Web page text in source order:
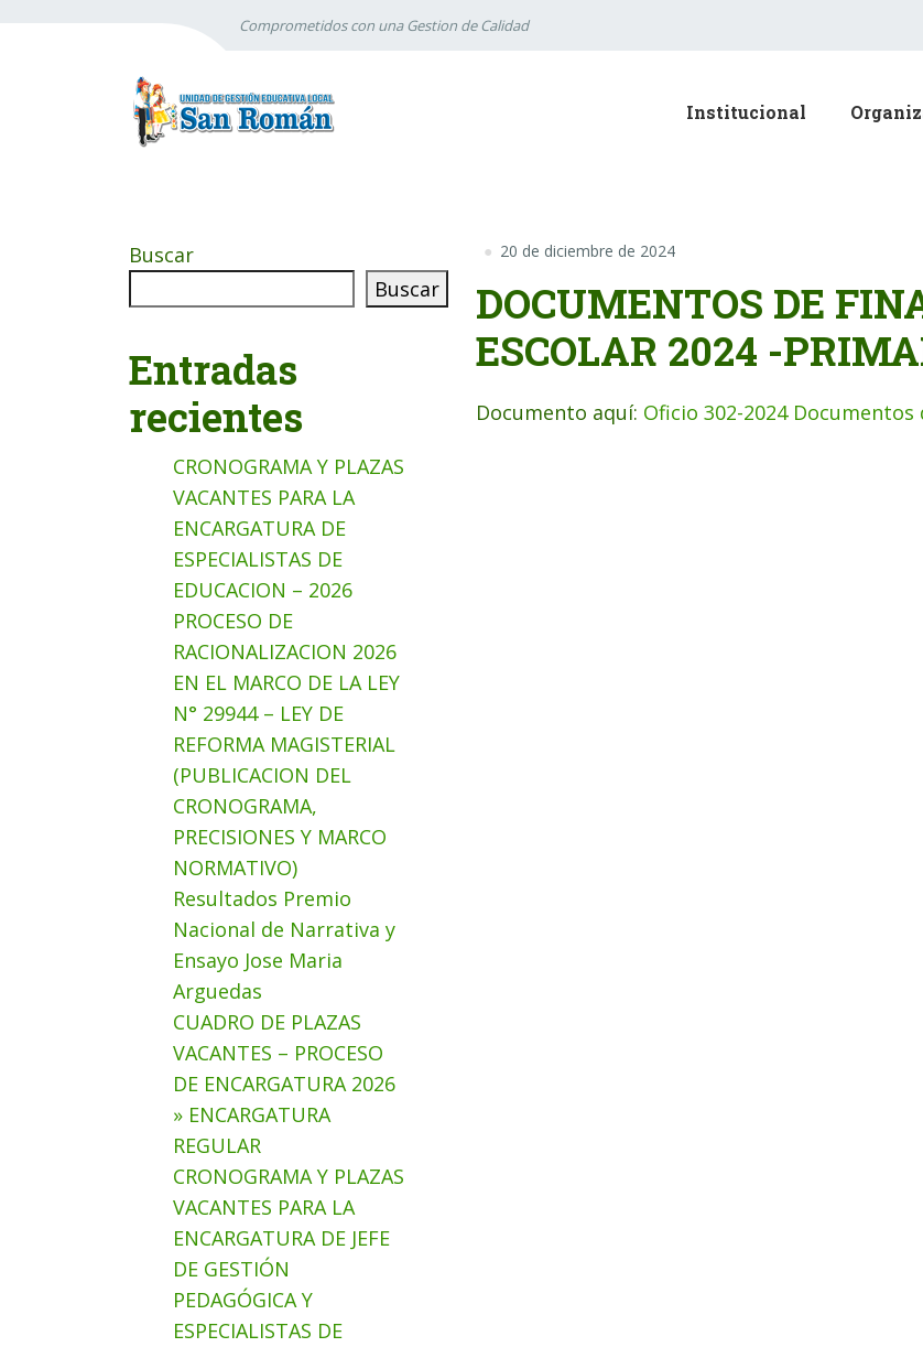
Comprometidos con una Gestion de Calidad
Institucional
20 de diciembre de 2024
DOCUMENTOS DE
ESCOLAR 2024 -
Documento aquí: Oficio 302-2024
Buscar
Buscar
Entradas
recientes
CRONOGRAMA Y PLAZAS
VACANTES PARA LA
ENCARGATURA DE
ESPECIALISTAS DE
EDUCACION – 2026
PROCESO DE
RACIONALIZACION 2026
EN EL MARCO DE LA LEY
N° 29944 – LEY DE
REFORMA MAGISTERIAL
(PUBLICACION DEL
CRONOGRAMA,
PRECISIONES Y MARCO
NORMATIVO)
Resultados Premio
Nacional de Narrativa y
Ensayo Jose Maria
Arguedas
CUADRO DE PLAZAS
VACANTES – PROCESO
DE ENCARGATURA 2026
» ENCARGATURA
REGULAR
CRONOGRAMA Y PLAZAS
VACANTES PARA LA
ENCARGATURA DE JEFE
DE GESTIÓN
PEDAGÓGICA Y
ESPECIALISTAS DE